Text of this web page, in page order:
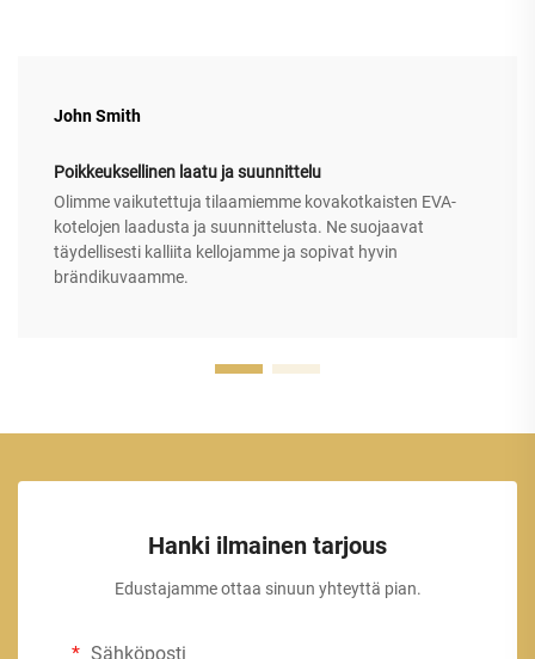
John Smith
Poikkeuksellinen laatu ja suunnittelu
Olimme vaikutettuja tilaamiemme kovakotkaisten EVA-
kotelojen laadusta ja suunnittelusta. Ne suojaavat
täydellisesti kalliita kellojamme ja sopivat hyvin
brändikuvaamme.
Hanki ilmainen tarjous
Edustajamme ottaa sinuun yhteyttä pian.
Sähköposti